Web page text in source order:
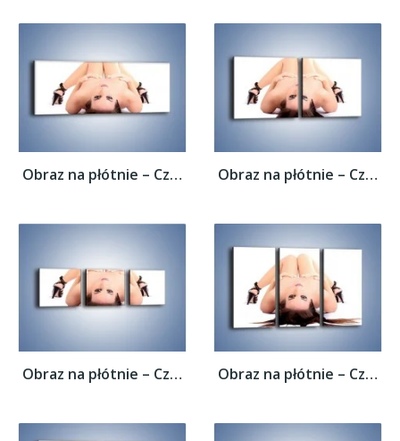
Obraz na płótnie – Czarne szpilki i ciemne... Obraz na płótnie – Czarne szpilki i ciemne...
Obraz na płótnie – Czarne szpilki i ciemne... Obraz na płótnie – Czarne szpilki i ciemne...